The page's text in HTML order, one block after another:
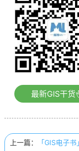
最新GIS干货
上一篇： 「GIS电子